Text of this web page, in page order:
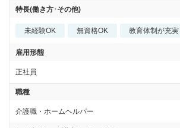
特長(働き方･その他)
未経験OK 無資格OK 教育体制が充実
雇用形態
正社員
職種
介護職・ホームヘルパー